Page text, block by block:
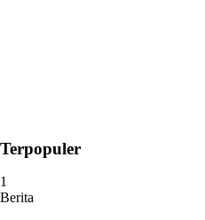
Terpopuler
1
Berita